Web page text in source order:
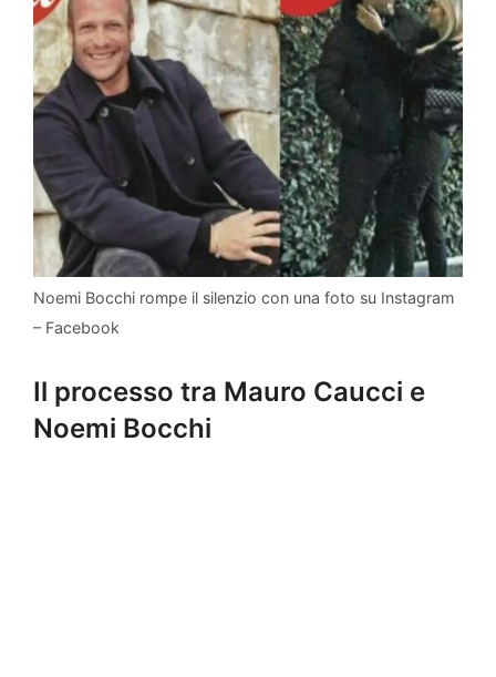
Noemi Bocchi rompe il silenzio con una foto su Instagram
– Facebook
Il processo tra Mauro Caucci e
Noemi Bocchi